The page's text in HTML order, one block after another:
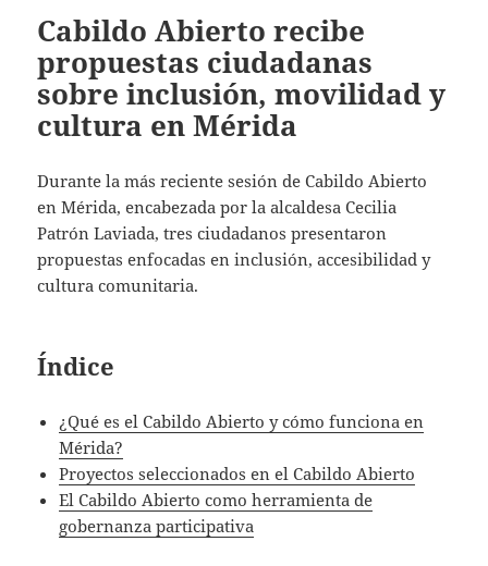
Cabildo Abierto recibe
propuestas ciudadanas
sobre inclusión, movilidad y
cultura en Mérida
Durante la más reciente sesión de Cabildo Abierto
en Mérida, encabezada por la alcaldesa Cecilia
Patrón Laviada, tres ciudadanos presentaron
propuestas enfocadas en inclusión, accesibilidad y
cultura comunitaria.
Índice
¿Qué es el Cabildo Abierto y cómo funciona en
Mérida?
Proyectos seleccionados en el Cabildo Abierto
El Cabildo Abierto como herramienta de
gobernanza participativa